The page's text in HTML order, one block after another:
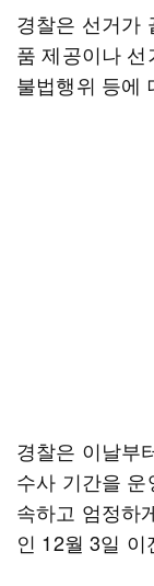
경찰은 선거가
품 제공이나
불법행위 등에
경찰은 이날부
수사 기간을
속하고 엄정하
인 12월 3일